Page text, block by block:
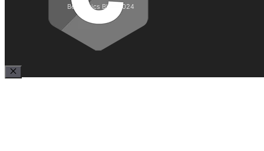
Best Lyrics Blog 2024
Close